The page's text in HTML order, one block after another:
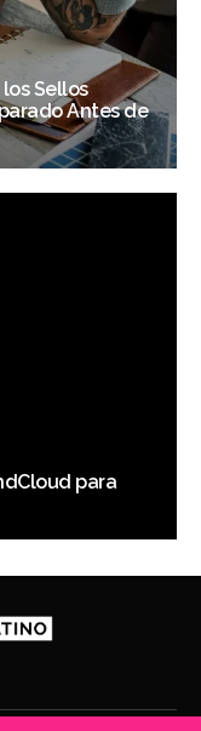
Sellos
Antes de
para